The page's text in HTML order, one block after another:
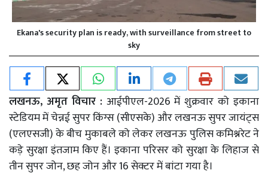
Ekana's security plan is ready, with surveillance from street to
sky
लखनऊ, अमृत विचार : आईपीएल-2026 में शुक्रवार को इकाना
स्टेडियम में चेन्नई सुपर किंग्स (सीएसके) और लखनऊ सुपर जायंट्स
(एलएसजी) के बीच मुकाबले को लेकर लखनऊ पुलिस कमिश्नरेट ने
कड़े सुरक्षा इंतजाम किए हैं। इकाना परिसर को सुरक्षा के लिहाज से
तीन सुपर जोन, छह जोन और 16 सेक्टर में बांटा गया है।